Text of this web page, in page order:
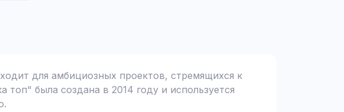
для амбициозных проектов, стремящихся к
была создана в 2014 году и используется